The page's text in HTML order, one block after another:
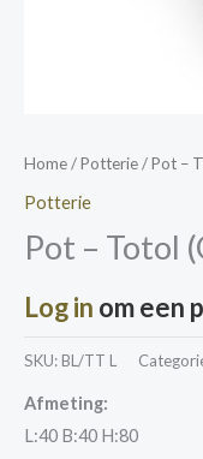
Home/Potterie/ Pot –
Potterie
Pot – Totol
Log in om een
SKU: BL/TT L
Afmeting:
L:40 B:40 H:80